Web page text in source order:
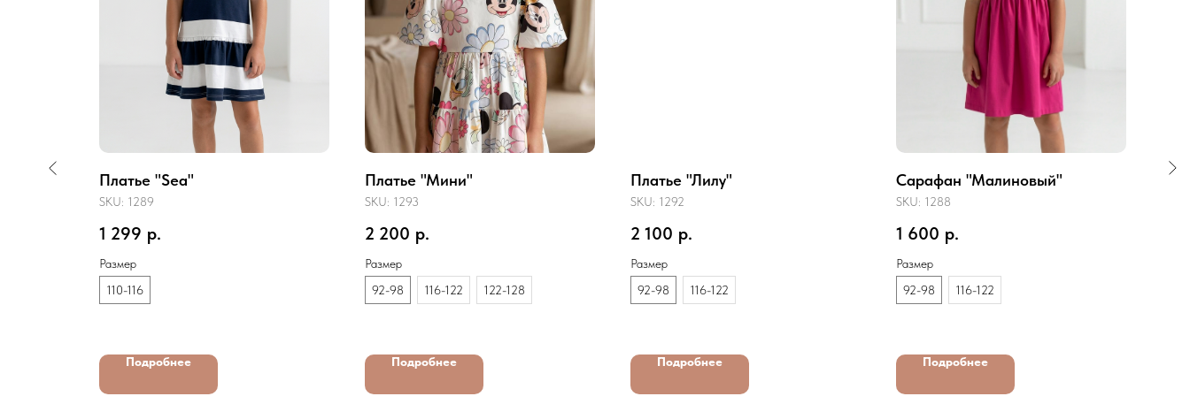
Платье "Sea"
SKU: 1289
1 299 р.
Размер
110-116
Подробнее
Платье "Мини"
SKU: 1293
2 200 р.
Размер
92-98
116-122 122-128
Подробнее
Платье "Лилу"
SKU: 1292
2 100 р.
Размер
92-98
116-122
Подробнее
Сарафан "Малиновый"
SKU: 1288
1 600 р.
Размер
92-98
116-122
Подробнее